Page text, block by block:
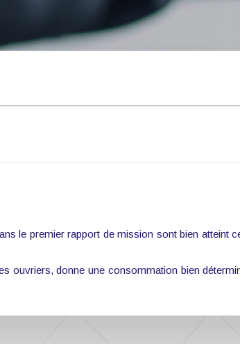
le premier rapport de mission sont bien atteint
ouvriers, donne une consommation bien